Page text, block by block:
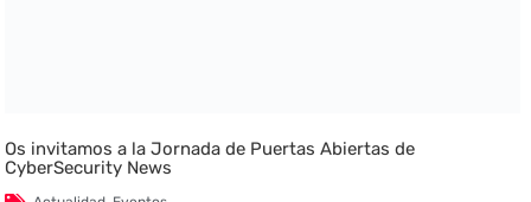
Os invitamos a la Jornada de Puertas Abiertas de
CyberSecurity News